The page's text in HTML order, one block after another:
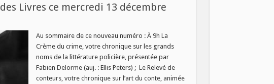
Livres ce mercredi 13 décembre
Au sommaire de ce nouveau numéro : À 9h La
Crème du crime, votre chronique sur les grands
noms de la littérature policière, présentée par
Fabien Delorme (auj. : Ellis Peters) ; Le Relevé de
conteurs, votre chronique sur l’art du conte, animée